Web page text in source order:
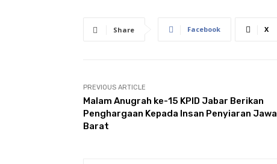
Share Facebook X
PREVIOUS ARTICLE
Malam Anugrah ke-15 KPID Jabar Berikan
Penghargaan Kepada Insan Penyiaran Jawa
Barat